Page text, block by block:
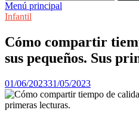
Menú principal
Infantil
Cómo compartir
sus pequeños. Sus
01/06/202331/05/2023